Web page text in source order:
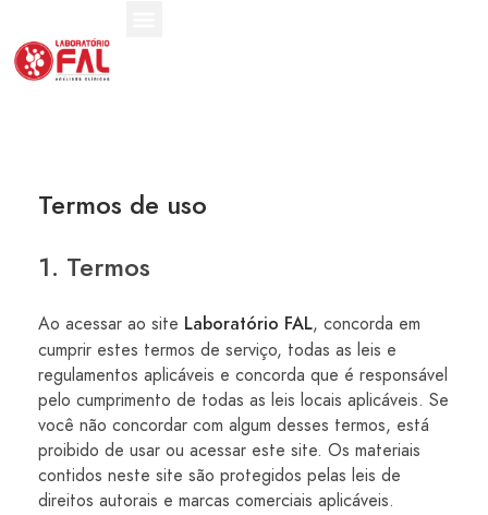
Termos de uso
1. Termos
Ao acessar ao site Laboratório FAL, concorda em
cumprir estes termos de serviço, todas as leis e
regulamentos aplicáveis ​​e concorda que é responsável
pelo cumprimento de todas as leis locais aplicáveis. Se
você não concordar com algum desses termos, está
proibido de usar ou acessar este site. Os materiais
contidos neste site são protegidos pelas leis de
direitos autorais e marcas comerciais aplicáveis.